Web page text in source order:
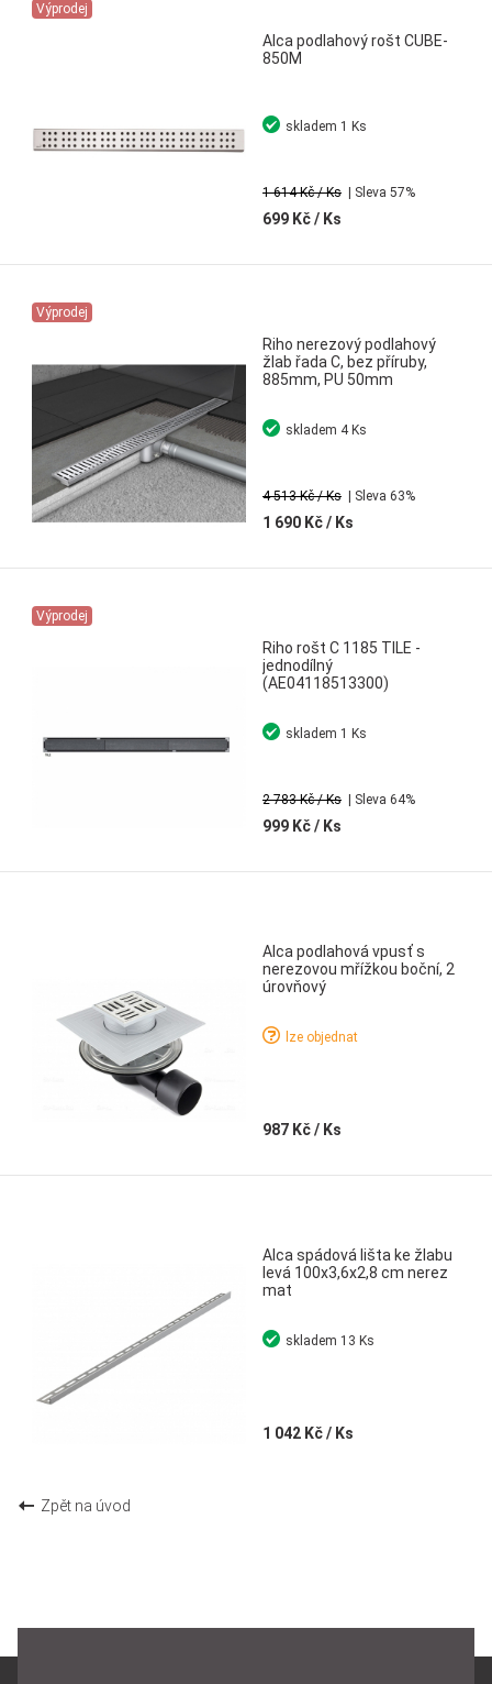
Výprodej
Alca podlahový rošt CUBE-
850M
1 614 Kč/ Ks | Sleva 57%
699 Kč/ Ks
skladem 1 Ks
Výprodej
Riho nerezový podlahový
žlab řada C, bez příruby,
885mm, PU 50mm
4 513 Kč/ Ks | Sleva 63%
1 690 Kč/ Ks
skladem 4 Ks
Výprodej
Riho rošt C 1185 TILE -
jednodílný
(AE04118513300)
2 783 Kč/ Ks | Sleva 64%
999 Kč/ Ks
skladem 1 Ks
Alca podlahová vpusť s
nerezovou mřížkou boční, 2
úrovňový
987 Kč/ Ks
lze objednat
Alca spádová lišta ke žlabu
levá 100x3,6x2,8 cm nerez
mat
1 042 Kč/ Ks
skladem 13 Ks
Zpět na úvod